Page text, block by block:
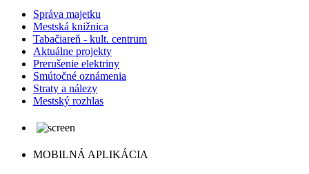
Správa majetku
Mestská knižnica
Tabačiareň - kult. centrum
Aktuálne projekty
Prerušenie elektriny
Smútočné oznámenia
Straty a nálezy
Mestský rozhlas
MOBILNÁ APLIKÁCIA